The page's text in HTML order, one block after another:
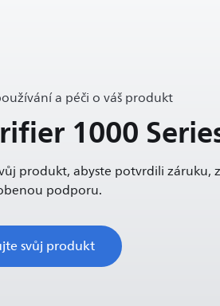
a péči o váš produkt
1000
produkt, abyste potvrdili záruku,
podporu.
svůj produkt